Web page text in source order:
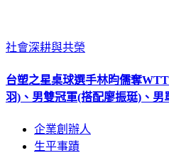
社會深耕與共榮
台塑之星桌球選手林昀儒奪
羽)、男雙冠軍(搭配廖振珽)、男
企業創辦人
生平事蹟